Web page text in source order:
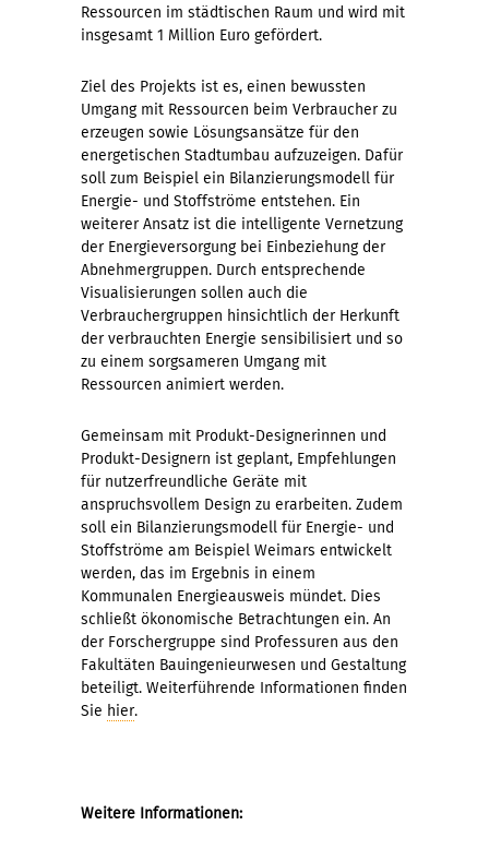
Ressourcen im städtischen Raum und wird mit
insgesamt 1 Million Euro gefördert.
Ziel des Projekts ist es, einen bewussten
Umgang mit Ressourcen beim Verbraucher zu
erzeugen sowie Lösungsansätze für den
energetischen Stadtumbau aufzuzeigen. Dafür
soll zum Beispiel ein Bilanzierungsmodell für
Energie- und Stoffströme entstehen. Ein
weiterer Ansatz ist die intelligente Vernetzung
der Energieversorgung bei Einbeziehung der
Abnehmergruppen. Durch entsprechende
Visualisierungen sollen auch die
Verbrauchergruppen hinsichtlich der Herkunft
der verbrauchten Energie sensibilisiert und so
zu einem sorgsameren Umgang mit
Ressourcen animiert werden.
Gemeinsam mit Produkt-Designerinnen und
Produkt-Designern ist geplant, Empfehlungen
für nutzerfreundliche Geräte mit
anspruchsvollem Design zu erarbeiten. Zudem
soll ein Bilanzierungsmodell für Energie- und
Stoffströme am Beispiel Weimars entwickelt
werden, das im Ergebnis in einem
Kommunalen Energieausweis mündet. Dies
schließt ökonomische Betrachtungen ein. An
der Forschergruppe sind Professuren aus den
Fakultäten Bauingenieurwesen und Gestaltung
beteiligt. Weiterführende Informationen finden
Sie hier.
Weitere Informationen: